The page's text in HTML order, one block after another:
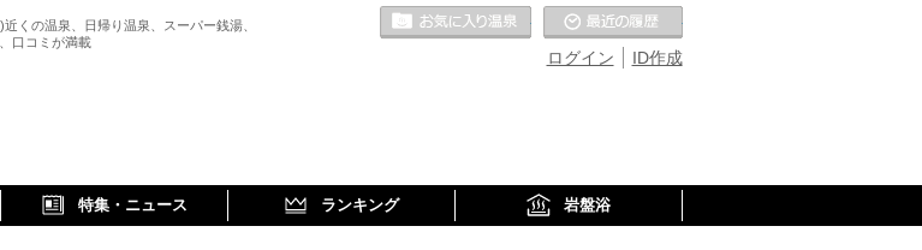
くの温泉、日帰り温泉、スーパー銭湯、
口コミが満載
ID作成
ログイン
お気に入りの温泉
特集・ニュース ランキング 岩盤浴